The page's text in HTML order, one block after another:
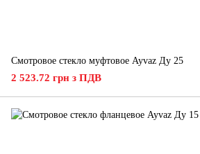
Смотровое стекло муфтовое Ayvaz Ду 25
2 523.72 грн з ПДВ